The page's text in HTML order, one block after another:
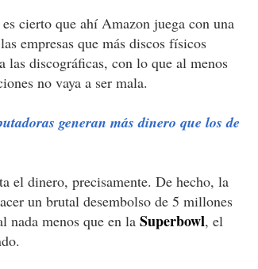
cierto que ahí Amazon juega con una
empresas que más discos físicos
las discográficas, con lo que al menos
no vaya a ser mala.
generan más dinero que los de
el dinero, precisamente. De hecho, la
un brutal desembolso de 5 millones
nada menos que en la Superbowl, el